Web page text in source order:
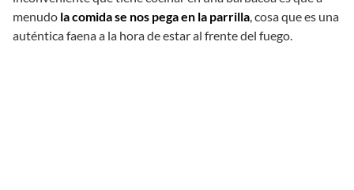
menudo la comida se nos pega en la parrilla , cosa que es una
auténtica faena a la hora de estar al frente del fuego.